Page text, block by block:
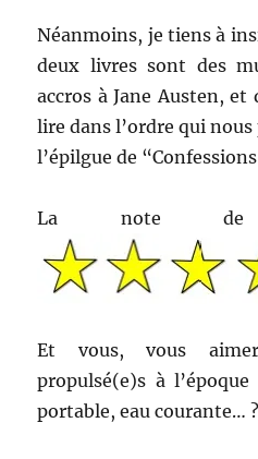
Néanmoins, je tiens à
deux livres sont des
accros à Jane Austen,
lire dans l’ordre qui
l’épilgue de
La note de
Et vous, vous
propulsé(e)s à
portable, eau courante… ?